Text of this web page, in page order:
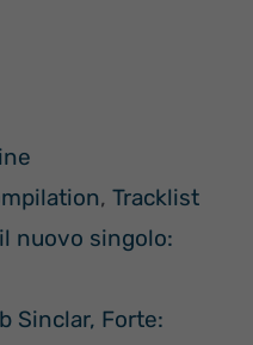
,Tracklist
nuovo singolo:
Sinclar, Forte: